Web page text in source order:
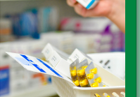
GRATUITA sopra i 49,90€
Ritiro presso la farmacia